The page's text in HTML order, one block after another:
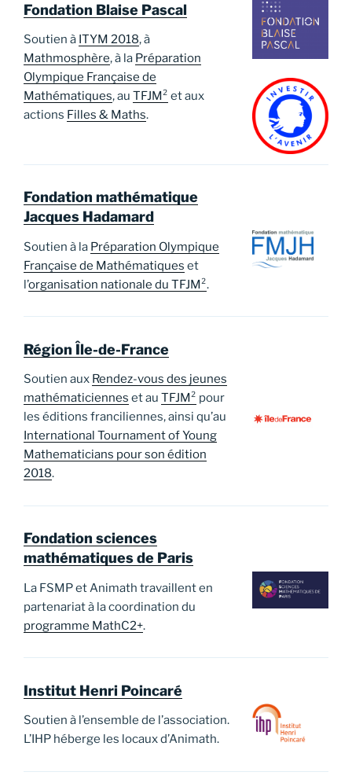
Fondation Blaise Pascal
Soutien à ITYM 2018, à
Mathmosphère, à la Préparation
Olympique Française de
Mathématiques, au TFJM² et aux
actions Filles & Maths.
Fondation mathématique
Jacques Hadamard
Soutien à la Préparation Olympique
Française de Mathématiques et
l’organisation nationale du TFJM².
Région Île-de-France
Soutien aux Rendez-vous des jeunes
mathématiciennes et au TFJM² pour
les éditions franciliennes, ainsi qu’au
International Tournament of Young
Mathematicians pour son édition
2018.
Fondation sciences
mathématiques de Paris
La FSMP et Animath travaillent en
partenariat à la coordination du
programme MathC2+.
Institut Henri Poincaré
Soutien à l’ensemble de l’association.
L’IHP héberge les locaux d’Animath.